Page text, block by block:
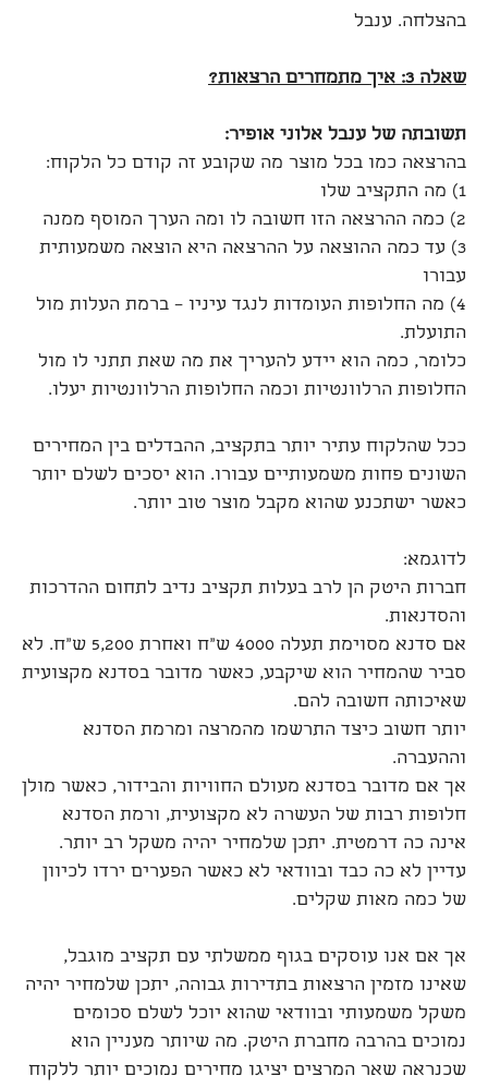
בהצלחה. ענבל
שאלה 3: איך מתמחרים הרצאות?
תשובתה של ענבל אלוני אופיר:
בהרצאה כמו בכל מוצר מה שקובע זה קודם כל הלקוח:
1) מה התקציב שלו
2) כמה ההרצאה הזו חשובה לו ומה הערך המוסף ממנה
3) עד כמה ההוצאה על ההרצאה היא הוצאה משמעותית
עבורו
4) מה החלופות העומדות לנגד עיניו – ברמת העלות מול
התועלת.
כלומר, כמה הוא יידע להעריך את מה שאת תתני לו מול
החלופות הרלוונטיות וכמה החלופות הרלוונטיות יעלו.
ככל שהלקוח עתיר יותר בתקציב, ההבדלים בין המחירים
השונים פחות משמעותיים עבורו. הוא יסכים לשלם יותר
כאשר ישתכנע שהוא מקבל מוצר טוב יותר.
לדוגמא:
חברות היטק הן לרב בעלות תקציב נדיב לתחום ההדרכות
והסדנאות.
אם סדנא מסוימת תעלה 4000 ש"ח ואחרת 5,200 ש"ח. לא
סביר שהמחיר הוא שיקבע, כאשר מדובר בסדנא מקצועית
שאיכותה חשובה להם.
יותר חשוב כיצד התרשמו מהמרצה ומרמת הסדנא
וההעברה.
אך אם מדובר בסדנא מעולם החוויות והבידור, כאשר מולן
חלופות רבות של העשרה לא מקצועית, ורמת הסדנא
אינה כה דרמטית. יתכן שלמחיר יהיה משקל רב יותר.
עדיין לא כה כבד ובוודאי לא כאשר הפערים ירדו לכיוון
של כמה מאות שקלים.
אך אם אנו עוסקים בגוף ממשלתי עם תקציב מוגבל,
שאינו מזמין הרצאות בתדירות גבוהה, יתכן שלמחיר יהיה
משקל משמעותי ובוודאי שהוא יוכל לשלם סכומים
נמוכים בהרבה מחברת היטק. מה שיותר מעניין הוא
שכנראה שאר המרצים יציגו מחירים נמוכים יותר ללקוח